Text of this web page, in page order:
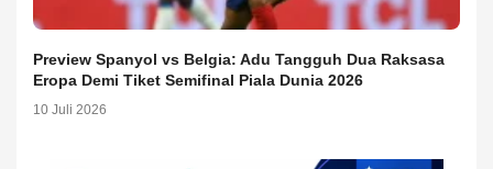
Preview Spanyol vs Belgia: Adu Tangguh Dua Raksasa
Eropa Demi Tiket Semifinal Piala Dunia 2026
10 Juli 2026